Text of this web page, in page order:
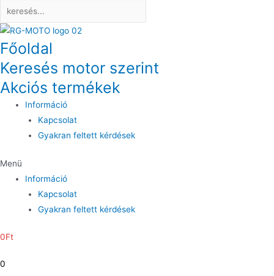
Főoldal
Keresés motor szerint
Akciós termékek
Információ
Kapcsolat
Gyakran feltett kérdések
Menü
Információ
Kapcsolat
Gyakran feltett kérdések
0Ft
0